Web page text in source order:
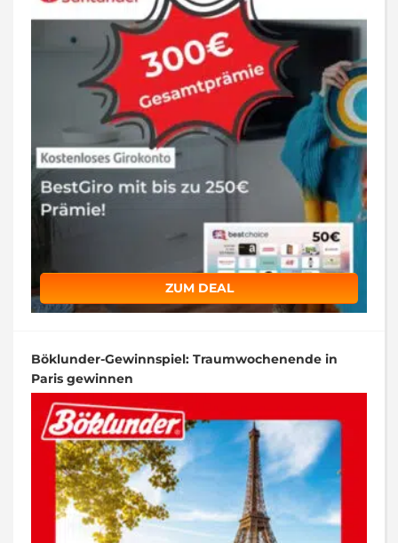
ZUM DEAL
Böklunder-Gewinnspiel: Traumwochenende in
Paris gewinnen